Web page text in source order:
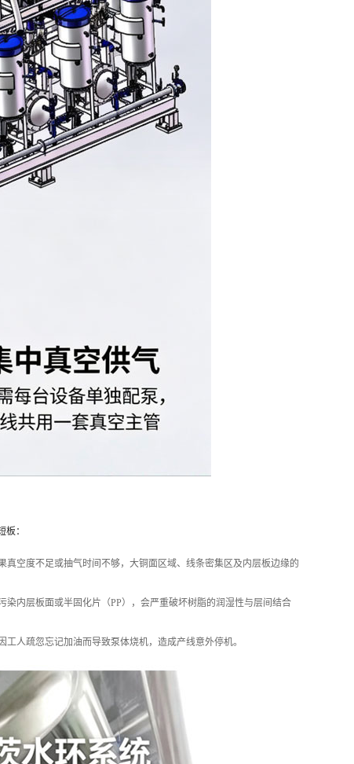
：
空度不足或抽气时间不够，大铜面区域、线条密集区及内层板边缘的
内层板面或半固化片（PP），会严重破坏树脂的润湿性与层间结合
人疏忽忘记加油而导致泵体烧机，造成产线意外停机。